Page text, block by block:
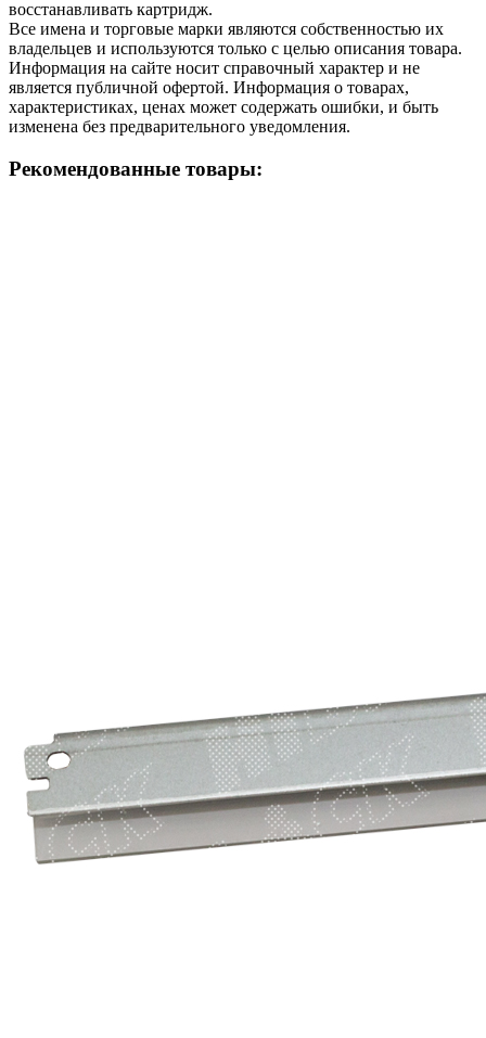
восстанавливать картридж.
Все имена и торговые марки являются собственностью их
владельцев и используются только с целью описания товара.
Информация на сайте носит справочный характер и не
является публичной офертой. Информация о товарах,
характеристиках, ценах может содержать ошибки, и быть
изменена без предварительного уведомления.
Рекомендованные товары: